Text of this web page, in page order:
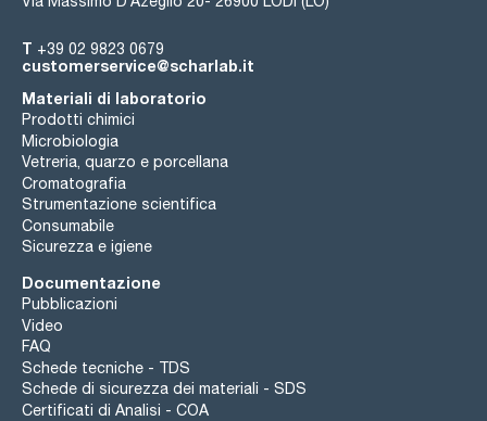
T +39 02 9823 0679
customerservice@scharlab.it
Materiali di laboratorio
Prodotti chimici
Microbiologia
Vetreria, quarzo e porcellana
Cromatografia
Strumentazione scientifica
Consumabile
Sicurezza e igiene
Documentazione
Pubblicazioni
Video
FAQ
Schede tecniche - TDS
Schede di sicurezza dei materiali - SDS
Certificati di Analisi - COA